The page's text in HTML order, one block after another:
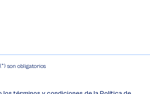
son obligatorios